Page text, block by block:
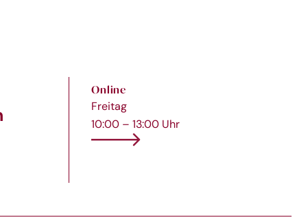
Online
Freitag
10:00 – 13:00 Uhr